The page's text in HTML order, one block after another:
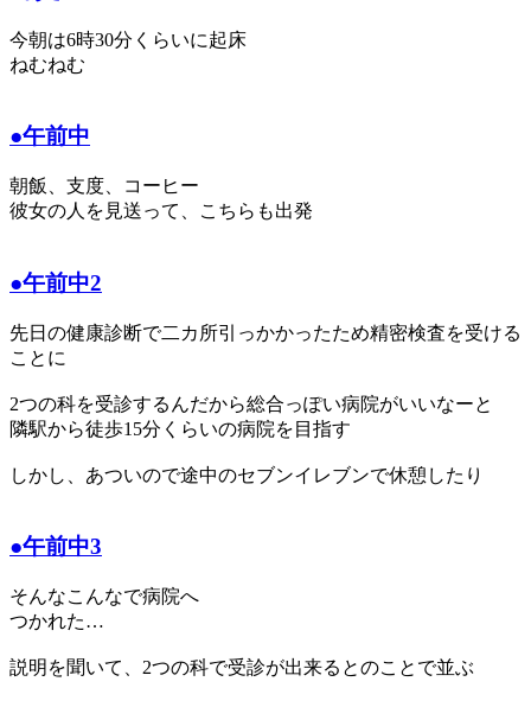
今朝は6時30分くらいに起床
ねむねむ
●午前中
朝飯、支度、コーヒー
彼女の人を見送って、こちらも出発
●午前中2
先日の健康診断で二カ所引っかかったため精密検査を受ける
ことに
2つの科を受診するんだから総合っぽい病院がいいなーと
隣駅から徒歩15分くらいの病院を目指す
しかし、あついので途中のセブンイレブンで休憩したり
●午前中3
そんなこんなで病院へ
つかれた…
説明を聞いて、2つの科で受診が出来るとのことで並ぶ